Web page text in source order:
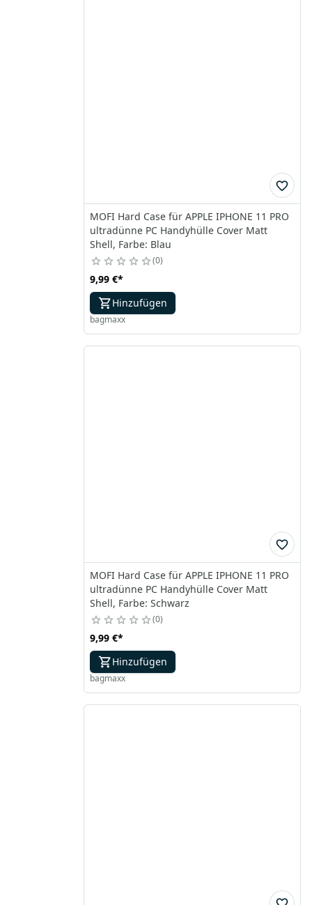
MOFI Hard Case für APPLE IPHONE 11 PRO
ultradünne PC Handyhülle Cover Matt
Shell, Farbe: Blau
0
9,99 €*
Hinzufügen
bagmaxx
MOFI Hard Case für APPLE IPHONE 11 PRO
ultradünne PC Handyhülle Cover Matt
Shell, Farbe: Schwarz
0
9,99 €*
Hinzufügen
bagmaxx